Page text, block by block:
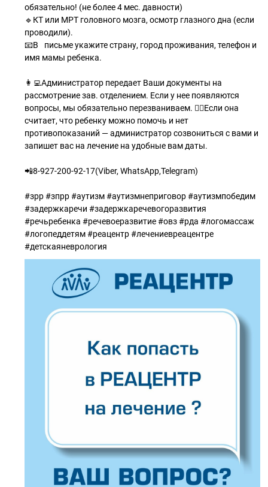
обязательно! (не более 4 мес. давности)
🔹КТ или МРТ головного мозга, осмотр глазного дна (если
проводили).⠀
📧В⠀письме укажите страну, город проживания, телефон и
имя мамы ребенка.
👩‍💻Администратор передает Ваши документы на
рассмотрение зав. отделением. Если у нее появляются
вопросы, мы обязательно перезваниваем. 💁‍♀Если она
считает, что ребенку можно помочь и нет
противопоказаний — администратор созвониться с вами и
запишет вас на лечение на удобные вам даты.
📲8-927-200-92-17(Viber, WhatsApp,Telegram)
#зрр #зпрр #аутизм #аутизмнеприговор #аутизмпобедим
#задержкаречи #задержкаречевогоразвития
#речьребенка #речевоеразвитие #овз #рда #логомассаж
#логопеддетям #реацентр #лечениевреацентре
#детскаяневрология